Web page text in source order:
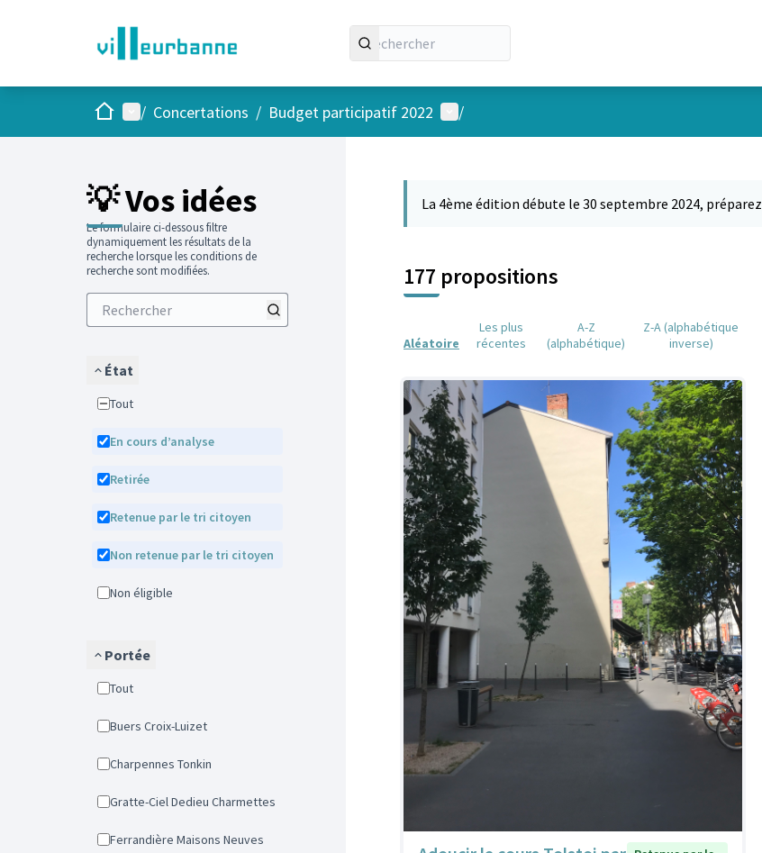
AccueilMenu principal
/ Concertations / Budget participatif 2022 Menu utilisateur
/
💡 Vos idées
Le formulaire ci-dessous filtre
dynamiquement les résultats de la
recherche lorsque les conditions de
recherche sont modifiées.
État
Tout
En cours d’analyse
Retirée
Retenue par le tri citoyen
Non retenue par le tri citoyen
Non éligible
Portée
Tout
Buers Croix-Luizet
Charpennes Tonkin
Gratte-Ciel Dedieu Charmettes
Ferrandière Maisons Neuves
La 4ème édition débute le 30 septembre 2024, préparez
177 propositions
Aléatoire
Les plus
récentes
A-Z
(alphabétique)
Z-A (alphabétique
inverse)